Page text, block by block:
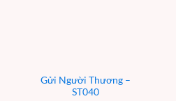
Gửi Người Thương –
ST040